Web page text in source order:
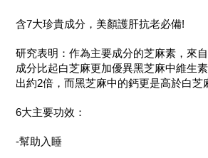
含7大珍貴成分，美顏護肝抗老必備!
研究表明：作為主要成分的芝麻素，來
成分比起白芝麻更加優異黑芝麻中維生
出約2倍，而黑芝麻中的鈣更是高於白芝
6大主要功效：
-幫助入睡